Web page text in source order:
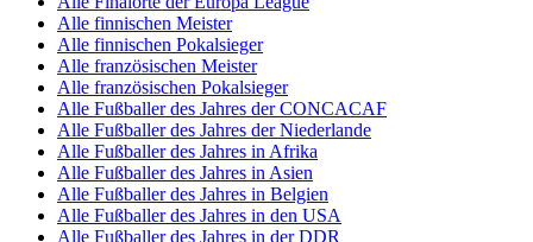
Alle finnischen Meister
Alle finnischen Pokalsieger
Alle französischen Meister
Alle französischen Pokalsieger
Alle Fußballer des Jahres der CONCACAF
Alle Fußballer des Jahres der Niederlande
Alle Fußballer des Jahres in Afrika
Alle Fußballer des Jahres in Asien
Alle Fußballer des Jahres in Belgien
Alle Fußballer des Jahres in den USA
Alle Fußballer des Jahres in der DDR